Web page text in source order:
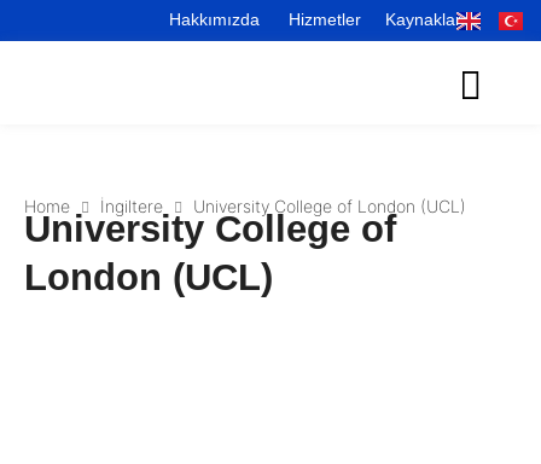
Hakkımızda Hizmetler Kaynaklar
Home İngiltere University College of London (UCL)
University College of
London (UCL)